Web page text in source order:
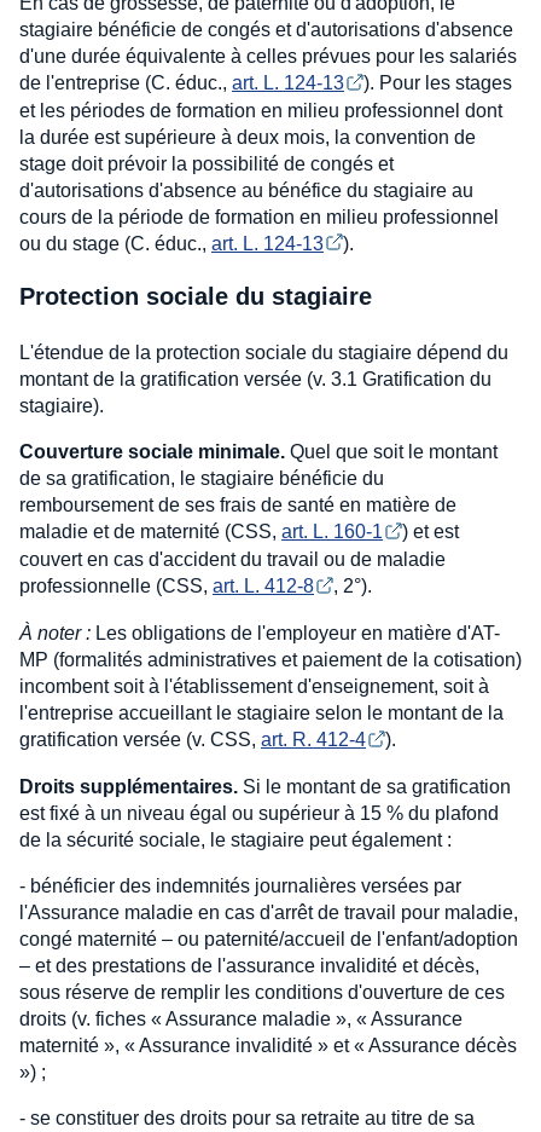
stagiaire bénéficie de congés et d'autorisations d'absence
d'une durée équivalente à celles prévues pour les salariés
de l'entreprise (C. éduc., art. L. 124-13
). Pour les stages
et les périodes de formation en milieu professionnel dont
la durée est supérieure à deux mois, la convention de
stage doit prévoir la possibilité de congés et
d'autorisations d'absence au bénéfice du stagiaire au
cours de la période de formation en milieu professionnel
ou du stage (C. éduc., art. L. 124-13 ).
Protection sociale du stagiaire
L'étendue de la protection sociale du stagiaire dépend du
montant de la gratification versée (v. 3.1 Gratification du
stagiaire).
Couverture sociale minimale. Quel que soit le montant
de sa gratification, le stagiaire bénéficie du
remboursement de ses frais de santé en matière de
maladie et de maternité (CSS, art. L. 160-1
) et est
couvert en cas d'accident du travail ou de maladie
professionnelle (CSS, art. L. 412-8 , 2°).
À noter : Les obligations de l'employeur en matière d'AT-
MP (formalités administratives et paiement de la cotisation)
incombent soit à l'établissement d'enseignement, soit à
l'entreprise accueillant le stagiaire selon le montant de la
gratification versée (v. CSS, art. R. 412-4 ).
Droits supplémentaires. Si le montant de sa gratification
est fixé à un niveau égal ou supérieur à 15 % du plafond
de la sécurité sociale, le stagiaire peut également :
- bénéficier des indemnités journalières versées par
l'Assurance maladie en cas d'arrêt de travail pour maladie,
congé maternité – ou paternité/accueil de l'enfant/adoption
– et des prestations de l'assurance invalidité et décès,
sous réserve de remplir les conditions d'ouverture de ces
droits (v. fiches « Assurance maladie », « Assurance
maternité », « Assurance invalidité » et « Assurance décès
») ;
- se constituer des droits pour sa retraite au titre de sa